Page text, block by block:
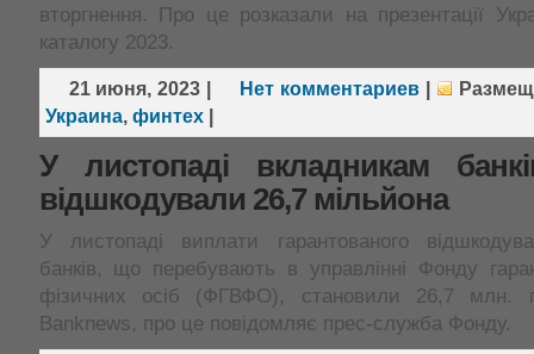
вторгнення. Про це розказали на презентації
каталогу 2023.
21 июня, 2023| Нет комментариев
Украина, финтех|
У листопаді вкладникам
відшкодували 26,7 мільйона
У листопаді виплати гарантованого
банків, що перебувають в управлінні Фонду
фізичних осіб (ФГВФО), становили 26,7 млн.
Banknews, про це повідомляє прес-служба Фонду.